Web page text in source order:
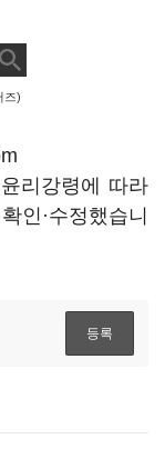
즈)
리강령에 따라
인·수정했습니